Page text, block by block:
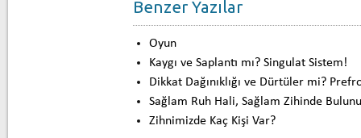
Benzer Yazılar
Oyun
Kaygı ve Saplantı mı? Singulat Sistem!
Dikkat Dağınıklığı ve Dürtüler mi?
Sağlam Ruh Hali, Sağlam Zihinde
Zihnimizde Kaç Kişi Var?